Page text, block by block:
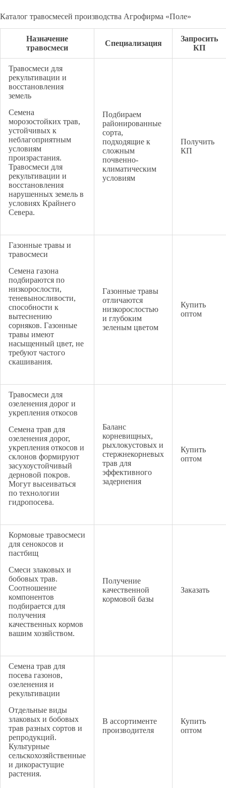
Каталог травосмесей производства Агрофирма «Поле»
Назначение
травосмеси
Специализация
Запросить
КП
Травосмеси для
рекультивации и
восстановления
земель
Семена
морозостойких трав,
устойчивых к
неблагоприятным
условиям
произрастания.
Травосмеси для
рекультивации и
восстановления
нарушенных земель в
условиях Крайнего
Севера.
Подбираем
районированные
сорта,
подходящие к
сложным
почвенно-
климатическим
условиям
Получить
КП
Газонные травы и
травосмеси
Семена газона
подбираются по
низкорослости,
теневыносливости,
способности к
вытеснению
сорняков. Газонные
травы имеют
насыщенный цвет, не
требуют частого
скашивания.
Газонные травы
отличаются
низкорослостью
и глубоким
зеленым цветом
Купить
оптом
Травосмеси для
озеленения дорог и
укрепления откосов
Семена трав для
озеленения дорог,
укрепления откосов и
склонов формируют
засухоустойчивый
дерновой покров.
Могут высеиваться
по технологии
гидропосева.
Баланс
корневищных,
рыхлокустовых и
стержнекорневых
трав для
эффективного
задернения
Купить
оптом
Кормовые травосмеси
для сенокосов и
пастбищ
Смеси злаковых и
бобовых трав.
Соотношение
компонентов
подбирается для
получения
качественных кормов
вашим хозяйством.
Получение
качественной
кормовой базы
Заказать
Семена трав для
посева газонов,
озеленения и
рекультивации
Отдельные виды
злаковых и бобовых
трав разных сортов и
репродукций.
Культурные
сельскохозяйственные
и дикорастущие
растения.
В ассортименте
производителя
Купить
оптом